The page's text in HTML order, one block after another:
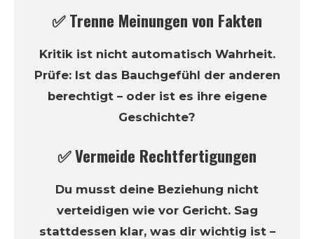
✅ Trenne Meinungen von Fakten
Kritik ist nicht automatisch Wahrheit.
Prüfe: Ist das Bauchgefühl der anderen
berechtigt – oder ist es ihre eigene
Geschichte?
✅ Vermeide Rechtfertigungen
Du musst deine Beziehung nicht
verteidigen wie vor Gericht. Sag
stattdessen klar, was dir wichtig ist –